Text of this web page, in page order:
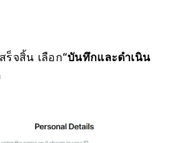
ร็จสิ้น เลือก“บันทึกและดำเนิน